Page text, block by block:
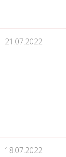
21.07.2022
18.07.2022